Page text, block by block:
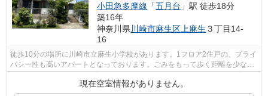
小田急多摩線 「五月台 」駅 徒歩18分
築16年
神奈川県 川崎市麻生区 上麻生 ３丁目14-
16
徒歩10分の場所に川崎市立麻生小学校があります。1フロア2住戸の、プライ
バシー性も高いアパートとなっております。ごみをもって歩く距離を少なく
したい方におすすめしたい敷地内ごみ...
現在空室情報がありません。